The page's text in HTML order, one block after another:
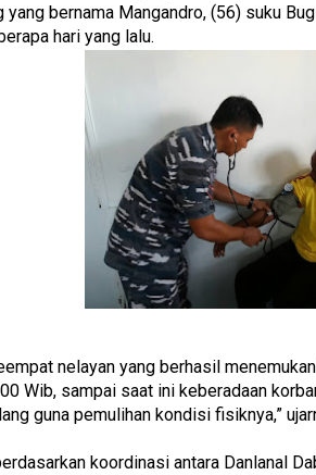
bernama Mangandro, (56) suku
hari yang lalu.
nelayan yang berhasil
Wib, sampai saat ini keberadaan
guna pemulihan kondisi fisiknya,”
koordinasi antara Danlanal